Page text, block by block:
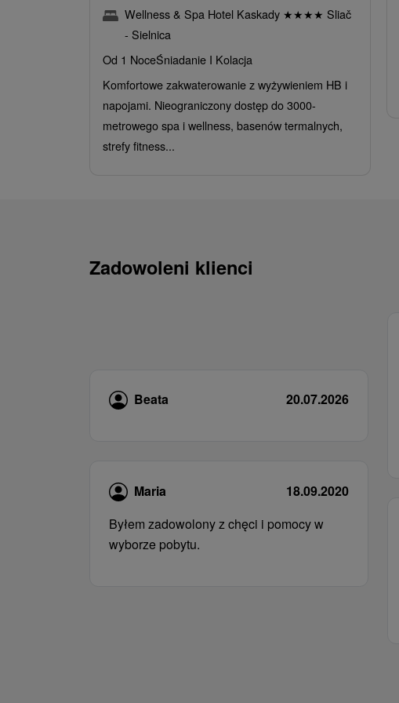
Wellness & Spa Hotel Kaskady ★★★★ Sliač
- Sielnica
Od 1 NoceŚniadanie I Kolacja
Komfortowe zakwaterowanie z wyżywieniem HB i
napojami. Nieograniczony dostęp do 3000-
metrowego spa i wellness, basenów termalnych,
strefy fitness...
Zadowoleni klienci
Beata 20.07.2026
Maria
18.09.2020
Byłem zadowolony z chęci i pomocy w
wyborze pobytu.